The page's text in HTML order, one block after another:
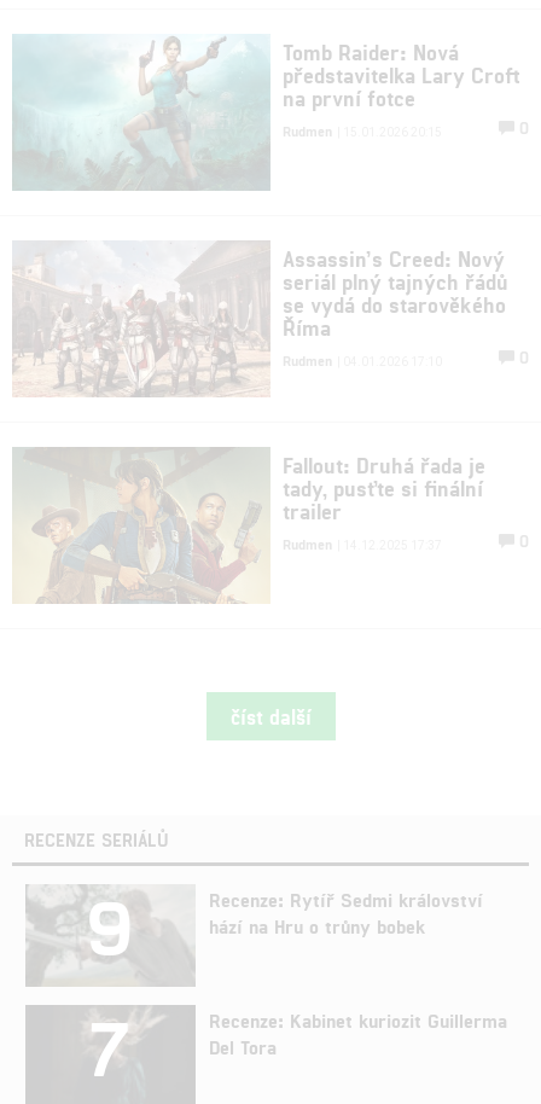
Tomb Raider: Nová
představitelka Lary Croft
na první fotce
Rudmen 0
Assassin’s Creed: Nový
seriál plný tajných řádů
se vydá do starověkého
Říma
Rudmen 0
Fallout: Druhá řada je
tady, pusťte si finální
trailer
Rudmen 0
číst další
RECENZE SERIÁLŮ
9
Recenze: Rytíř Sedmi království
hází na Hru o trůny bobek
7
Recenze: Kabinet kuriozit Guillerma
Del Tora